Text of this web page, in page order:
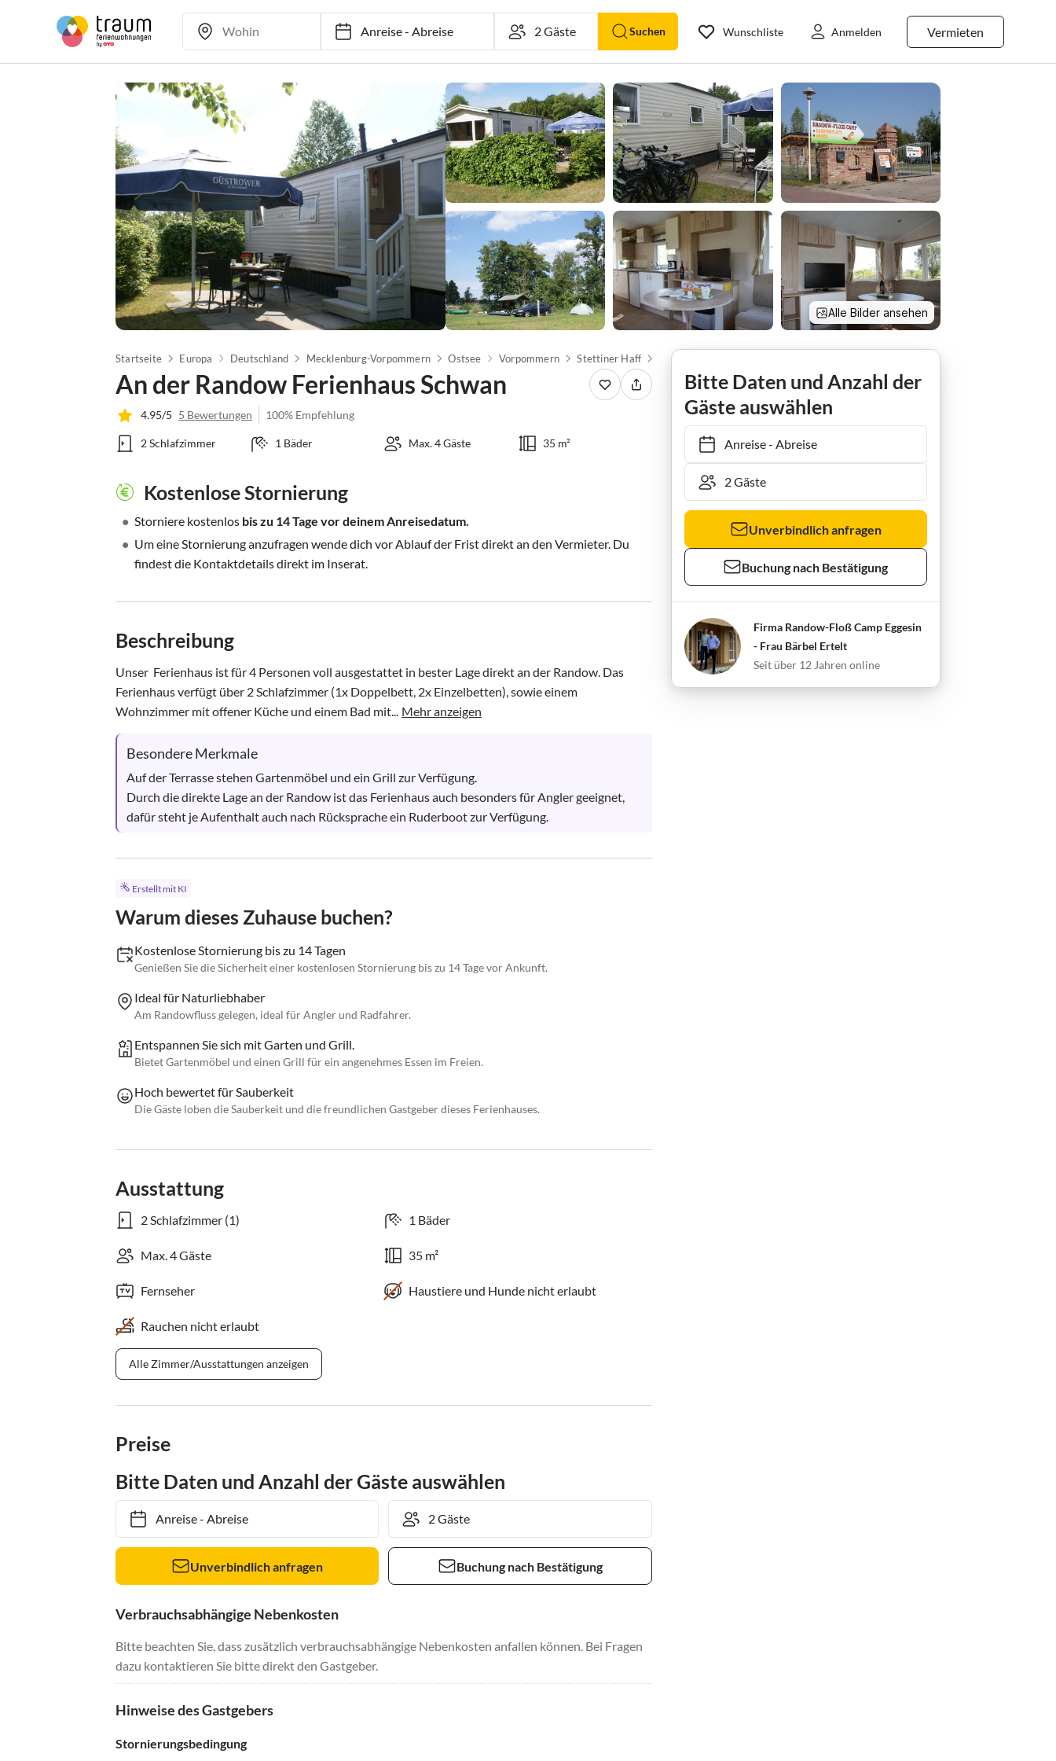
Anreise-Abreise Suchen Vermieten
Wunschliste Anmelden
Alle Bilder ansehen
Startseite Europa Deutschland Mecklenburg-Vorpommern Ostsee Vorpommern Stettiner Haff Eggesin
An der Randow Ferienhaus Schwan
4.95/5 5 Bewertungen 100% Empfehlung
2 Schlafzimmer 1 Bäder Max. 4 Gäste 35 m²
Kostenlose Stornierung
• Storniere kostenlos bis zu 14 Tage vor deinem Anreisedatum.
• Um eine Stornierung anzufragen wende dich vor Ablauf der Frist direkt an den Vermieter. Du
findest die Kontaktdetails direkt im Inserat.
Beschreibung
Unser  Ferienhaus ist für 4 Personen voll ausgestattet in bester Lage direkt an der Randow. Das
Ferienhaus verfügt über 2 Schlafzimmer (1x Doppelbett, 2x Einzelbetten), sowie einem
Wohnzimmer mit offener Küche und einem Bad mit... Mehr anzeigen
Besondere Merkmale
Auf der Terrasse stehen Gartenmöbel und ein Grill zur Verfügung.
Durch die direkte Lage an der Randow ist das Ferienhaus auch besonders für Angler geeignet,
dafür steht je Aufenthalt auch nach Rücksprache ein Ruderboot zur Verfügung.
Erstellt mit KI
Warum dieses Zuhause buchen?
Kostenlose Stornierung bis zu 14 Tagen
Genießen Sie die Sicherheit einer kostenlosen Stornierung bis zu 14 Tage vor Ankunft.
Ideal für Naturliebhaber
Am Randowfluss gelegen, ideal für Angler und Radfahrer.
Entspannen Sie sich mit Garten und Grill.
Bietet Gartenmöbel und einen Grill für ein angenehmes Essen im Freien.
Hoch bewertet für Sauberkeit
Die Gäste loben die Sauberkeit und die freundlichen Gastgeber dieses Ferienhauses.
Ausstattung
2 Schlafzimmer (1) 1 Bäder
Max. 4 Gäste 35 m²
Fernseher Haustiere und Hunde nicht erlaubt
Rauchen nicht erlaubt
Alle Zimmer/Ausstattungen anzeigen
Preise
Bitte Daten und Anzahl der Gäste auswählen
Anreise- Abreise
Unverbindlich anfragen Buchung nach Bestätigung
Verbrauchsabhängige Nebenkosten
Bitte beachten Sie, dass zusätzlich verbrauchsabhängige Nebenkosten anfallen können. Bei Fragen
dazu kontaktieren Sie bitte direkt den Gastgeber.
Hinweise des Gastgebers
Stornierungsbedingung
Bitte Daten und Anzahl der
Gäste auswählen
Anreise- Abreise
Unverbindlich anfragen
Buchung nach Bestätigung
Firma Randow-Floß Camp Eggesin
- Frau Bärbel Ertelt
Seit über 12 Jahren online